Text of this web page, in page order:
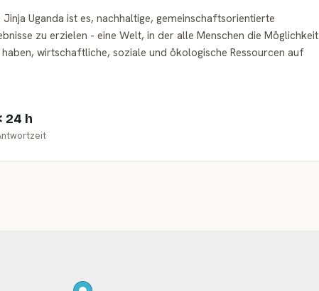
Jinja Uganda ist es, nachhaltige, gemeinschaftsorientierte
zu erzielen - eine Welt, in der alle Menschen die Möglichkeit
haben, wirtschaftliche, soziale und ökologische Ressourcen auf
24 h